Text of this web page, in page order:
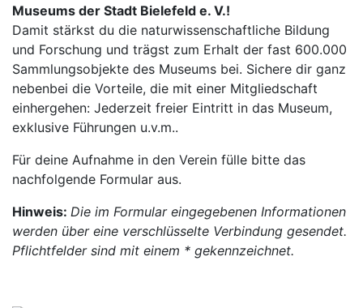
Museums der Stadt Bielefeld e. V.!
Damit stärkst du die naturwissenschaftliche Bildung
und Forschung und trägst zum Erhalt der fast 600.000
Sammlungsobjekte des Museums bei. Sichere dir ganz
nebenbei die Vorteile, die mit einer Mitgliedschaft
einhergehen: Jederzeit freier Eintritt in das Museum,
exklusive Führungen u.v.m..
Für deine Aufnahme in den Verein fülle bitte das
nachfolgende Formular aus.
Hinweis: Die im Formular eingegebenen Informationen
werden über eine verschlüsselte Verbindung gesendet.
Pflichtfelder sind mit einem * gekennzeichnet.